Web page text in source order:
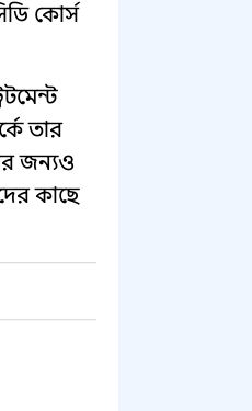
কোর্স
তার
জন্যও
কাছে